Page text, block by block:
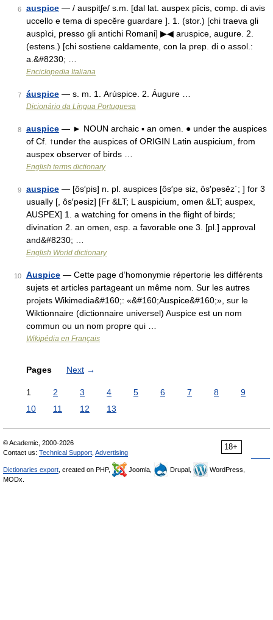
6 auspice — / auspitʃe/ s.m. [dal lat. auspex pĭcis, comp. di avis
uccello e tema di specĕre guardare ]. 1. (stor.) [chi traeva gli
auspìci, presso gli antichi Romani] ▶◀ aruspice, augure. 2.
(estens.) [chi sostiene caldamente, con la prep. di o assol.:
a.&#8230; …
Enciclopedia Italiana
7 áuspice — s. m. 1. Arúspice. 2. Áugure …
Dicionário da Língua Portuguesa
8 auspice — ► NOUN archaic ▪ an omen. ● under the auspices
of Cf. ↑under the auspices of ORIGIN Latin auspicium, from
auspex observer of birds …
English terms dictionary
9 auspice — [ôs′pis] n. pl. auspices [ôs′pə siz, ôs′pəsēz΄; ] for 3
usually [, ôs′pəsiz] [Fr &LT; L auspicium, omen &LT; auspex,
AUSPEX] 1. a watching for omens in the flight of birds;
divination 2. an omen, esp. a favorable one 3. [pl.] approval
and&#8230; …
English World dictionary
10 Auspice — Cette page d’homonymie répertorie les différents
sujets et articles partageant un même nom. Sur les autres
projets Wikimedia&#160;: «&#160;Auspice&#160;», sur le
Wiktionnaire (dictionnaire universel) Auspice est un nom
commun ou un nom propre qui …
Wikipédia en Français
Pages Next →
1 2 3 4 5 6 7 8
9
10
11 12 13
18+
© Academic, 2000-2026
Contact us: Technical Support Advertising
Dictionaries export , created on PHP, Joomla, Drupal,
WordPress,
MODx.